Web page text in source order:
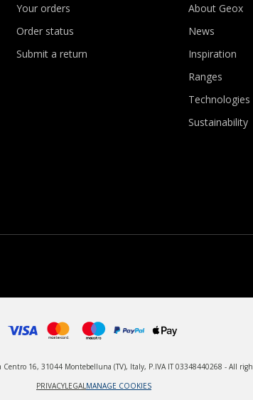
Your orders
Order status
Submit a return
About Geox
News
Inspiration
Ranges
Technologies
Sustainability
16, 31044 Montebelluna (TV), Italy, P.IVA IT 03348440268 - All
PRIVACYLEGALMANAGE COOKIES